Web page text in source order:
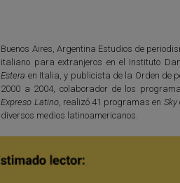
Buenos Aires, Argentina Estudios de
italiano para extranjeros en el Instituto
Estera en Italia, y publicista de la Orden de
2000 a 2004, colaborador de los
Expreso Latino, realizó 41 programas en Sky
diversos medios latinoamericanos.